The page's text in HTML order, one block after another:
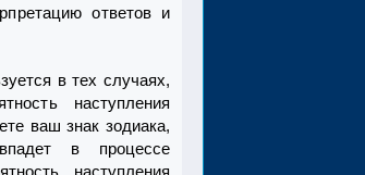
ответов и
в тех случаях,
наступления
ваш знак зодиака,
в процессе
наступления